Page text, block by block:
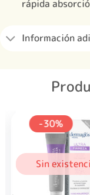
rápida
Información
-30%
Sin